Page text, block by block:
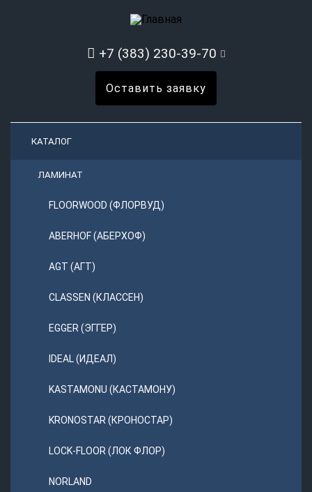
+7 (383) 230-39-70
Оставить заявку
КАТАЛОГ
ЛАМИНАТ
FLOORWOOD (ФЛОРВУД)
ABERHOF (АБЕРХОФ)
AGT (АГТ)
CLASSEN (КЛАССЕН)
EGGER (ЭГГЕР)
IDEAL (ИДЕАЛ)
KASTAMONU (КАСТАМОНУ)
KRONOSTAR (КРОНОСТАР)
LOCK-FLOOR (ЛОК ФЛОР)
NORLAND